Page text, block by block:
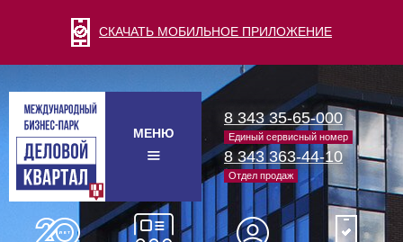
СКАЧАТЬ МОБИЛЬНОЕ ПРИЛОЖЕНИЕ
МЕНЮ
8 343 35-65-000
Единый сервисный номер
8 343 363-44-10
Отдел продаж